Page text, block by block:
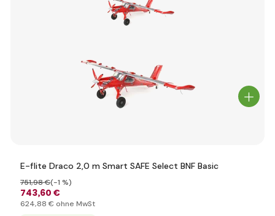
E-flite Draco 2,0 m Smart SAFE Select BNF Basic
743,60 €
751,98 €(-1 %)
624,88 € ohne MwSt